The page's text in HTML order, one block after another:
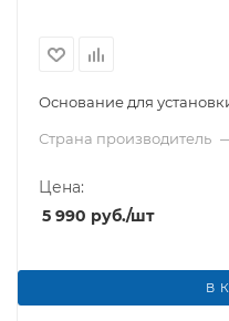
Основание для
Страна производитель
Цена:
5 990 руб./шт
В